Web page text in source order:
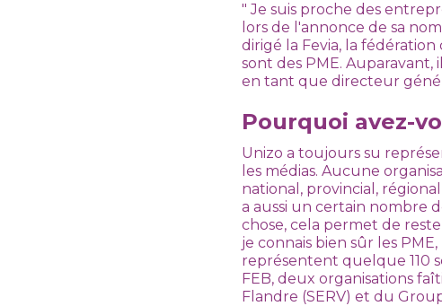
" Je suis proche des
lors de l'annonce de sa
dirigé la Fevia, la
sont des PME.
en tant que directeur
Pourquoi avez-
Unizo a toujours su
les médias. Aucune
national, provincial,
a aussi un certain nombre
chose, cela permet de
je connais bien sûr les
représentent quelque 110
FEB, deux organisations
Flandre (SERV) et du